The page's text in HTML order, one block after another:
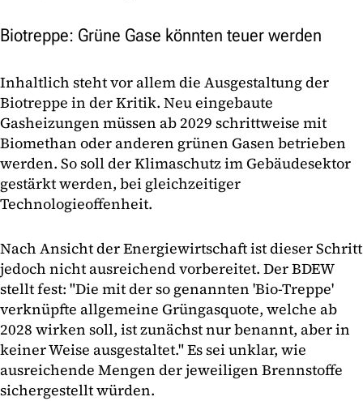
Biotreppe: Grüne Gase könnten teuer werden
Inhaltlich steht vor allem die Ausgestaltung der
Biotreppe in der Kritik. Neu eingebaute
Gasheizungen müssen ab 2029 schrittweise mit
Biomethan oder anderen grünen Gasen betrieben
werden. So soll der Klimaschutz im Gebäudesektor
gestärkt werden, bei gleichzeitiger
Technologieoffenheit.
Nach Ansicht der Energiewirtschaft ist dieser Schritt
jedoch nicht ausreichend vorbereitet. Der BDEW
stellt fest: "Die mit der so genannten 'Bio-Treppe'
verknüpfte allgemeine Grüngasquote, welche ab
2028 wirken soll, ist zunächst nur benannt, aber in
keiner Weise ausgestaltet." Es sei unklar, wie
ausreichende Mengen der jeweiligen Brennstoffe
sichergestellt würden.